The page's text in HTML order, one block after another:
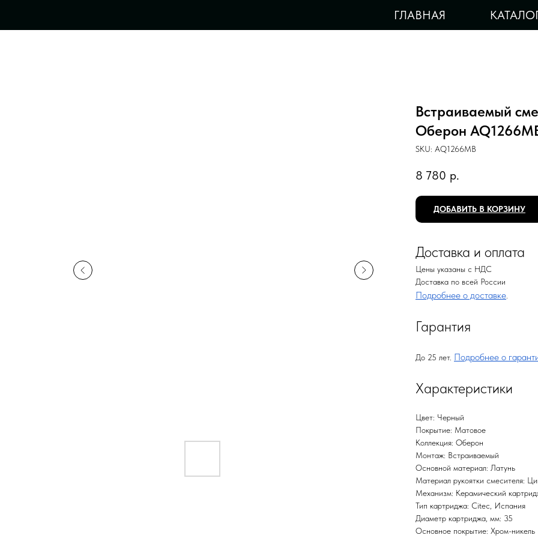
ГЛАВНАЯ
Встраиваемый
Оберон
SKU: AQ1266MB
8 780 р.
ДОБАВИТЬ В КОРЗИНУ
Доставка и оплата
Цены указаны с НДС
Доставка по всей России
Подробнее о доставке
Гарантия
До 25 лет. Подробнее о
Характеристики
Цвет: Черный
Покрытие: Матовое
Коллекция: Оберон
Монтаж: Встраиваемый
Основной материал: Латунь
Материал рукоятки смесителя:
Механизм: Керамический
Тип картриджа: Citec, Испания
Диаметр картриджа, мм: 35
Основное покрытие: Хром-никель